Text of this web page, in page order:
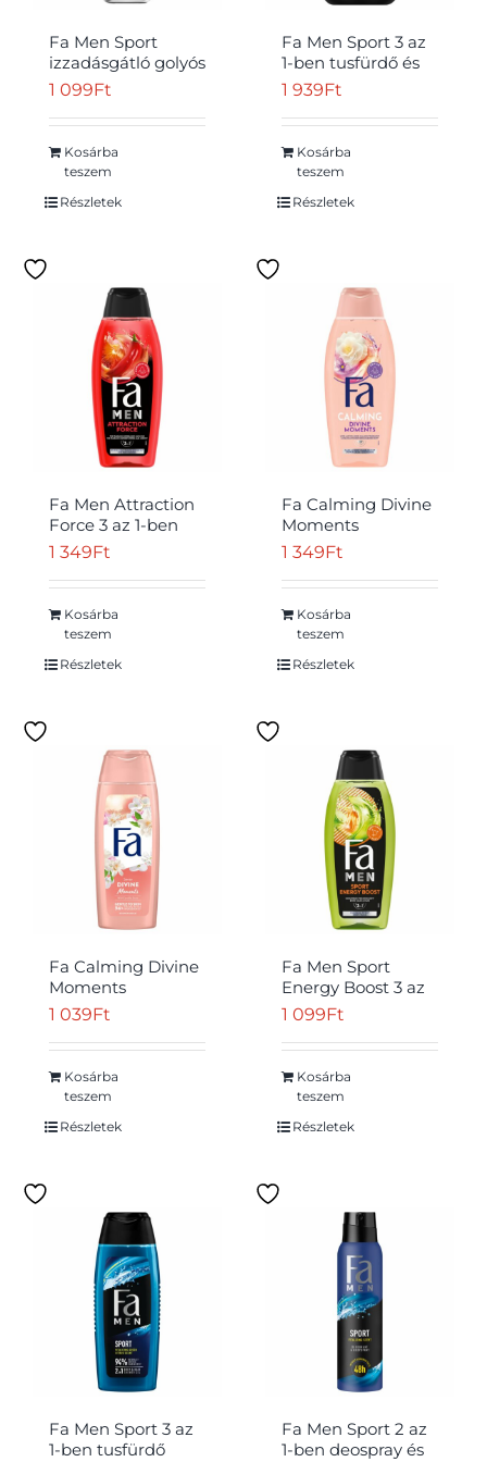
Fa Men Sport
izzadásgátló golyós
dezodor 50 ml
1 099Ft
Kosárba
teszem
Részletek
Fa Men Sport 3 az
1-ben tusfürdő és
habfürdő testre,
illattal 750 ml
1 939Ft
Kosárba
teszem
Részletek
Fa Men Attraction
Force 3 az 1-ben
tusfürdő testre,
fűszerek illatával
400 ml
1 349Ft
Kosárba
teszem
Részletek
Fa Calming Divine
Moments
krémtusfürdő vad
ml
1 349Ft
Kosárba
teszem
Részletek
Fa Calming Divine
Moments
krémtusfürdő vad
ml
1 039Ft
Kosárba
teszem
Részletek
Fa Men Sport
Energy Boost 3 az
1-ben tusfürdő
arcra guarana
illattal 400 ml
1 099Ft
Kosárba
teszem
Részletek
Fa Men Sport 3 az
1-ben tusfürdő
Fa Men Sport 2 az
1-ben deospray és